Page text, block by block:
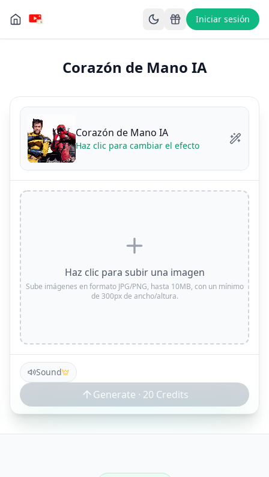
Iniciar sesión
Corazón de Mano IA
Corazón de Mano IA
Haz clic para cambiar el efecto
Haz clic para subir una imagen
Sube imágenes en formato JPG/PNG, hasta 10MB, con un mínimo
de 300px de ancho/altura.
Sound
Generate · 20 Credits